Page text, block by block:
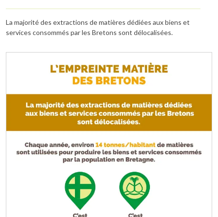
La majorité des extractions de matières dédiées aux biens et
services consommés par les Bretons sont délocalisées.